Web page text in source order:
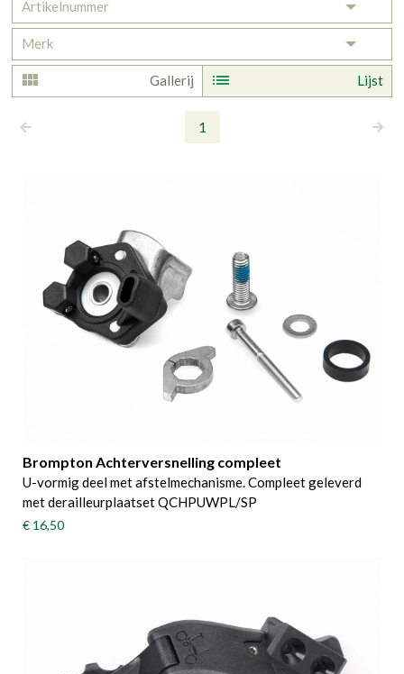
Artikelnummer
Toggle
Merk
Toggle
Gallerij
Lijst
1
Brompton Achterversnelling compleet
U-vormig deel met afstelmechanisme. Compleet geleverd
met derailleurplaatset QCHPUWPL/SP
€ 16,50